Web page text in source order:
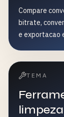
Compare
bitrate,
e exportacao
TEMA